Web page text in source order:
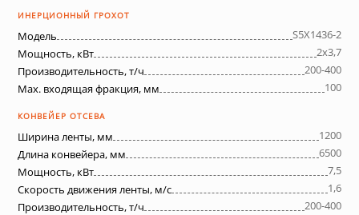
ИНЕРЦИОННЫЙ ГРОХОТ
Модель
S5X1436-2
Мощность, кВт
2х3,7
Производительность, т/ч
200-400
Max. входящая фракция, мм
100
КОНВЕЙЕР ОТСЕВА
Ширина ленты, мм
1200
Длина конвейера, мм
6500
Мощность, кВт
7,5
Скорость движения ленты, м/с
1,6
Производительность, т/ч
200-400